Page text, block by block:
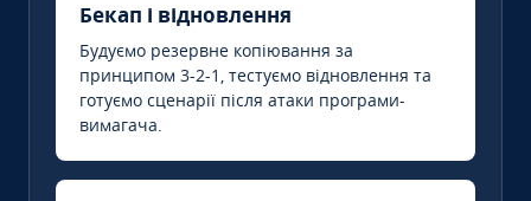
Бекап і відновлення
Будуємо резервне копіювання за
принципом 3-2-1, тестуємо відновлення та
готуємо сценарії після атаки програми-
вимагача.